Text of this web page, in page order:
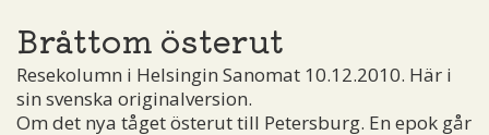
Bråttom österut
Resekolumn i Helsingin Sanomat 10.12.2010. Här i
sin svenska originalversion.
Om det nya tåget österut till Petersburg. En epok går